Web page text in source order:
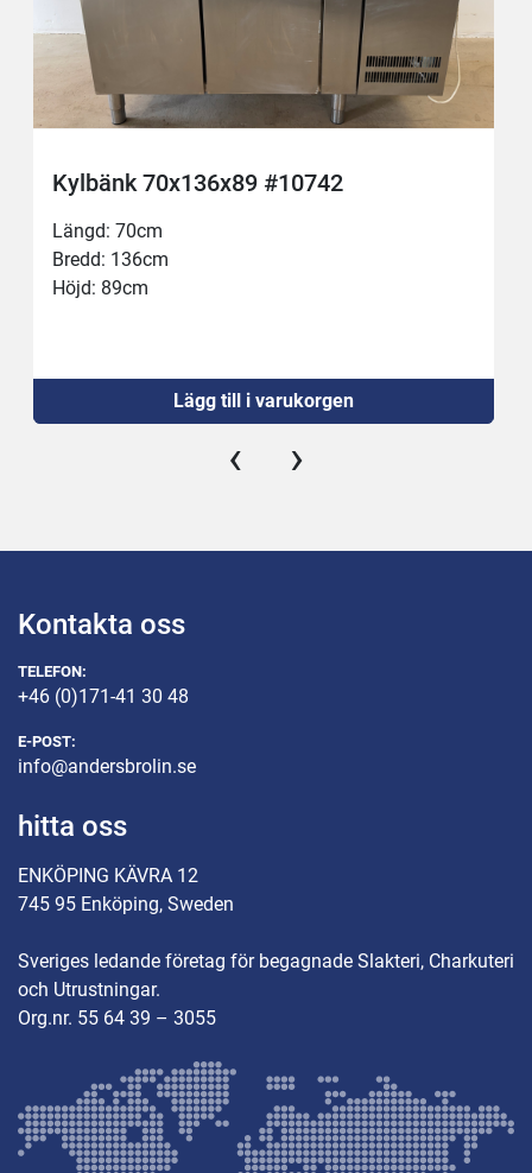
Kylbänk 70x136x89 #10742
Längd: 70cm
Bredd: 136cm
Höjd: 89cm
Lägg till i varukorgen
‹ ›
Kontakta oss
TELEFON:
+46 (0)171-41 30 48
E-POST:
info@andersbrolin.se
hitta oss
ENKÖPING KÄVRA 12
745 95 Enköping, Sweden
Sveriges ledande företag för begagnade Slakteri, Charkuteri
och Utrustningar.
Org.nr. 55 64 39 – 3055